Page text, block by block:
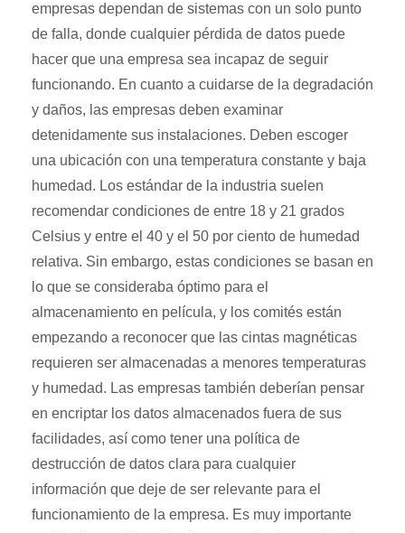
empresas dependan de sistemas con un solo punto
de falla, donde cualquier pérdida de datos puede
hacer que una empresa sea incapaz de seguir
funcionando. En cuanto a cuidarse de la degradación
y daños, las empresas deben examinar
detenidamente sus instalaciones. Deben escoger
una ubicación con una temperatura constante y baja
humedad. Los estándar de la industria suelen
recomendar condiciones de entre 18 y 21 grados
Celsius y entre el 40 y el 50 por ciento de humedad
relativa. Sin embargo, estas condiciones se basan en
lo que se consideraba óptimo para el
almacenamiento en película, y los comités están
empezando a reconocer que las cintas magnéticas
requieren ser almacenadas a menores temperaturas
y humedad. Las empresas también deberían pensar
en encriptar los datos almacenados fuera de sus
facilidades, así como tener una política de
destrucción de datos clara para cualquier
información que deje de ser relevante para el
funcionamiento de la empresa. Es muy importante